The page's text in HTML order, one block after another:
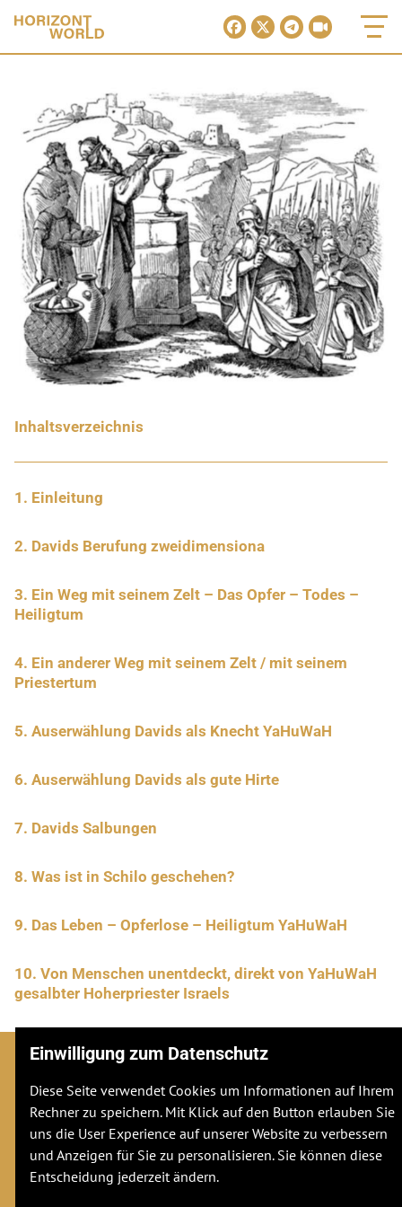
Inhaltsverzeichnis
1. Einleitung
2. Davids Berufung zweidimensiona
3. Ein Weg mit seinem Zelt – Das Opfer – Todes –
Heiligtum
4. Ein anderer Weg mit seinem Zelt / mit seinem
Priestertum
5. Auserwählung Davids als Knecht YaHuWaH
6. Auserwählung Davids als gute Hirte
7. Davids Salbungen
8. Was ist in Schilo geschehen?
9. Das Leben – Opferlose – Heiligtum YaHuWaH
10. Von Menschen unentdeckt, direkt von YaHuWaH
gesalbter Hoherpriester Israels
Adresse
Stuttgarter Str. 106
70736 Fellbach
Einwilligung zum Datenschutz
Diese Seite verwendet Cookies um Informationen auf Ihrem
Rechner zu speichern. Mit Klick auf den Button erlauben Sie
uns die User Experience auf unserer Website zu verbessern
und Anzeigen für Sie zu personalisieren. Sie können diese
Entscheidung jederzeit ändern.